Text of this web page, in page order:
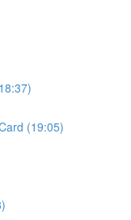
(19:05)